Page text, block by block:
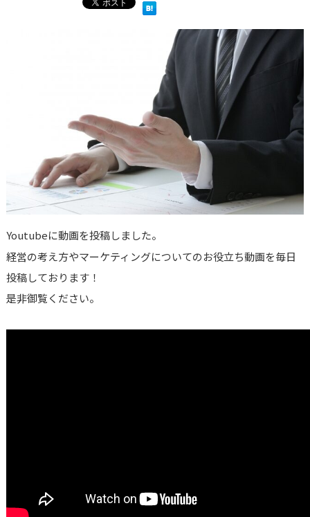
Youtubeに動画を投稿しました。
経営の考え方やマーケティングについてのお役立ち動画を毎日
投稿しております！
是非御覧ください。